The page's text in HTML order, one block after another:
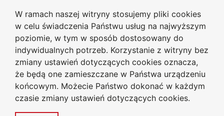
W ramach naszej witryny stosujemy pliki cookies
w celu świadczenia Państwu usług na najwyższym
poziomie, w tym w sposób dostosowany do
indywidualnych potrzeb. Korzystanie z witryny bez
zmiany ustawień dotyczących cookies oznacza,
że będą one zamieszczane w Państwa urządzeniu
końcowym. Możecie Państwo dokonać w każdym
czasie zmiany ustawień dotyczących cookies.
Przejdź do głównego menu
Przejdź do treści
Przejdź do wyszukiwarki
Przejdź do mapy serwisu
Uniwersytet
Jana Długosza w Częstochowie
Biuro Karier
Deklaracja
dostępności
Mapa
serwisu
MENU